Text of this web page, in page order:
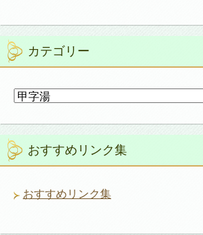
カテゴリー
カ
ゴ
リ
ー おすすめリンク集
おすすめリンク集